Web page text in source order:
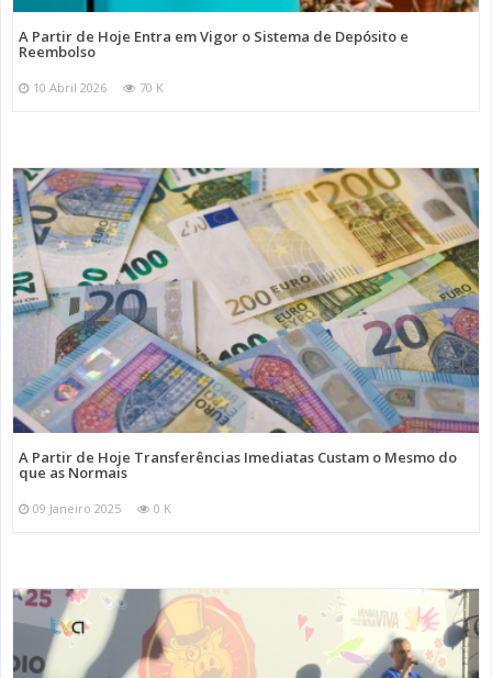
A Partir de Hoje Entra em Vigor o Sistema de Depósito e
Reembolso
10 Abril 2026 70 K
A Partir de Hoje Transferências Imediatas Custam o Mesmo do
que as Normais
09 Janeiro 2025 0 K